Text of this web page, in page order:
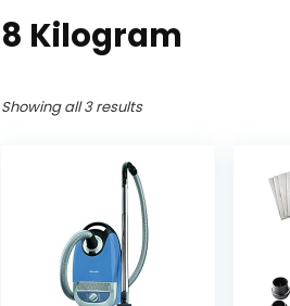
‎8 Kilogram
Showing all 3 results